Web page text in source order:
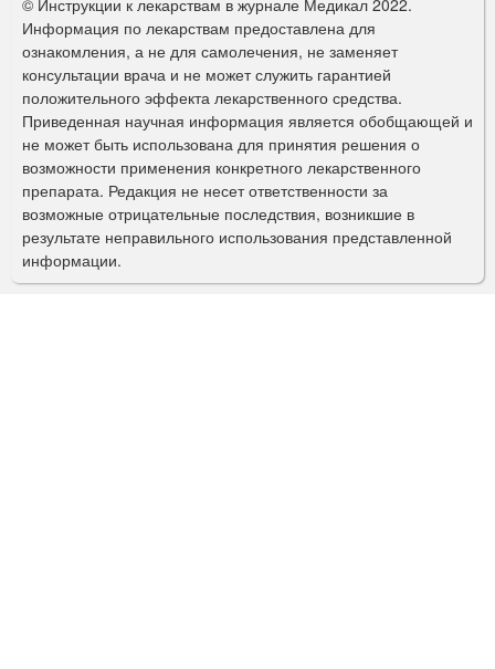
р
м
а
п
о
и
с
к
Информация по лекарствам предоставлена для
ознакомления, а не для самолечения, не заменяет
консультации врача и не может служить гарантией
положительного эффекта лекарственного средства.
Приведенная научная информация является обобщающей и
не может быть использована для принятия решения о
возможности применения конкретного лекарственного
препарата. Редакция не несет ответственности за
возможные отрицательные последствия, возникшие в
результате неправильного использования представленной
информации.